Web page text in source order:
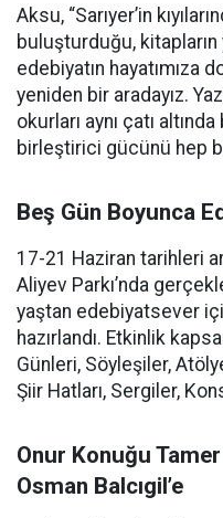
Aksu, “Sarıyer’in
buluşturduğu, kitapların
edebiyatın hayatımıza
yeniden bir aradayız.
okurları aynı çatı
birleştirici gücünü hep
Beş Gün Boyunca
17-21 Haziran tarihleri
Aliyev Parkı’nda
yaştan edebiyatsever
hazırlandı. Etkinlik
Günleri, Söyleşiler,
Şiir Hatları, Sergiler,
Onur Konuğu
Osman Balcıgil’e